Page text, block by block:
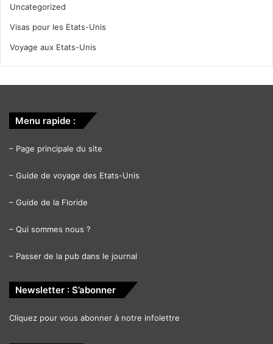
Uncategorized
Visas pour les Etats-Unis
Voyage aux Etats-Unis
Menu rapide :
– Page principale du site
– Guide de voyage des Etats-Unis
– Guide de la Floride
– Qui sommes nous ?
– Passer de la pub dans le journal
Newsletter : S’abonner
Cliquez pour vous abonner à notre infolettre